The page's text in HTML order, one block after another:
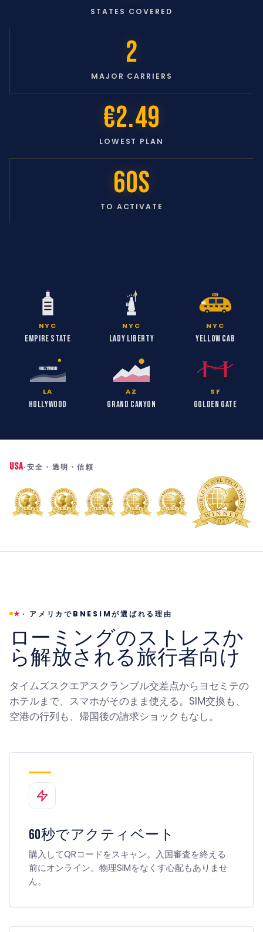
STATES COVERED
2
MAJOR CARRIERS
€2.49
LOWEST PLAN
60s
TO ACTIVATE
NYC
Empire State
NYC
Lady Liberty
TAXI
NYC
Yellow Cab
HOLLYWOOD
LA
Hollywood
AZ
Grand Canyon
SF
Golden Gate
USA·安全・透明・信頼
★ · アメリカでBNESIMが選ばれる理由
ローミングのストレスか
ら解放される旅行者向け
タイムズスクエアスクランブル交差点からヨセミテの
ホテルまで、スマホがそのまま使える。SIM交換も、
空港の行列も、帰国後の請求ショックもなし。
60秒でアクティベート
購入してQRコードをスキャン。入国審査を終える
前にオンライン。物理SIMをなくす心配もありませ
ん。